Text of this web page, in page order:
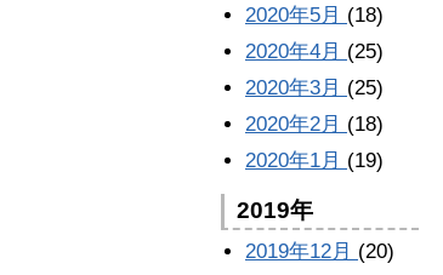
2020年5月 (18)
2020年4月 (25)
2020年3月 (25)
2020年2月 (18)
2020年1月 (19)
2019年
2019年12月 (20)